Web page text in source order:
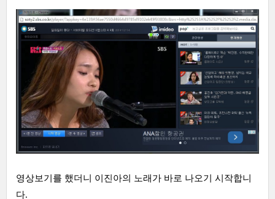
영상보기를 했더니 이진아의 노래가 바로 나오기 시작합니
다.